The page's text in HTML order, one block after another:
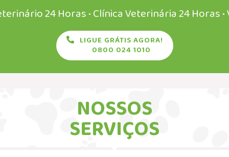
24 Horas • Clínica Veterinária 24 Horas •
LIGUE GRÁTIS AGORA!
0800 024 1010
NOSSOS
SERVIÇOS